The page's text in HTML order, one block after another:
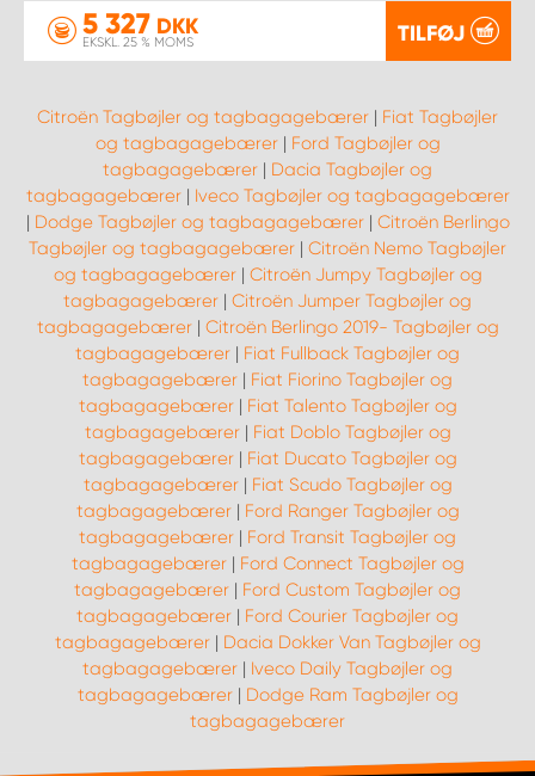
5 327 DKK
EKSKL. 25 % MOMS TILFØJ
Citroën Tagbøjler og tagbagagebærer | Fiat Tagbøjler
og tagbagagebærer| Ford Tagbøjler og
tagbagagebærer | Dacia Tagbøjler og
tagbagagebærer| Iveco Tagbøjler og tagbagagebærer
| Dodge Tagbøjler og tagbagagebærer| Citroën Berlingo
Tagbøjler og tagbagagebærer | Citroën Nemo Tagbøjler
og tagbagagebærer| Citroën Jumpy Tagbøjler og
tagbagagebærer | Citroën Jumper Tagbøjler og
tagbagagebærer| Citroën Berlingo 2019- Tagbøjler og
tagbagagebærer | Fiat Fullback Tagbøjler og
tagbagagebærer | Fiat Fiorino Tagbøjler og
tagbagagebærer| Fiat Talento Tagbøjler og
tagbagagebærer| Fiat Doblo Tagbøjler og
tagbagagebærer| Fiat Ducato Tagbøjler og
tagbagagebærer| Fiat Scudo Tagbøjler og
tagbagagebærer| Ford Ranger Tagbøjler og
tagbagagebærer | Ford Transit Tagbøjler og
tagbagagebærer| Ford Connect Tagbøjler og
tagbagagebærer | Ford Custom Tagbøjler og
tagbagagebærer | Ford Courier Tagbøjler og
tagbagagebærer| Dacia Dokker Van Tagbøjler og
tagbagagebærer | Iveco Daily Tagbøjler og
tagbagagebærer| Dodge Ram Tagbøjler og
tagbagagebærer